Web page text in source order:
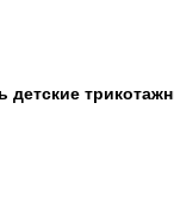
детские